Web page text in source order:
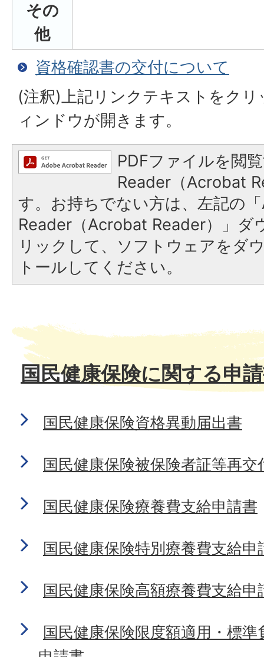
その
他
資格確認書の交付について
(注釈)上記リンクテキストをク
ィンドウが開きます。
PDFファイルを閲
Reader（Acrobat
す。お持ちでない方は、左記の
Reader（Acrobat Reader）」ダ
リックして、ソフトウェアをダ
トールしてください。
国民健康保険に関する申
国民健康保険資格異動届出書
国民健康保険被保険者証等再交
国民健康保険療養費支給申請書
国民健康保険特別療養費支給申
国民健康保険高額療養費支給申
国民健康保険限度額適用・標